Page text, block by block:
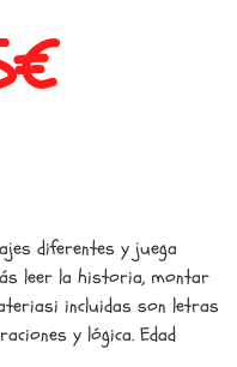
€
diferentes y juega
leer la historia, montar
incluidas son letras
y lógica. Edad